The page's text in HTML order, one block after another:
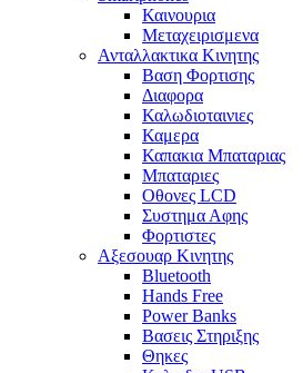
Καινουρια
Μεταχειρισμενα
Ανταλλακτικα Κινητης
Βαση Φορτισης
Διαφορα
Καλωδιοταινιες
Καμερα
Καπακια Μπαταριας
Μπαταριες
Οθονες LCD
Συστημα Αφης
Φορτιστες
Αξεσουαρ Κινητης
Bluetooth
Hands Free
Power Banks
Βασεις Στηριξης
Θηκες